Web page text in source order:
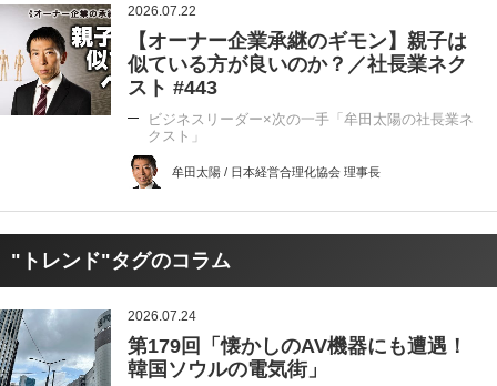
2026.07.22
【オーナー企業承継のギモン】親子は
似ている方が良いのか？／社長業ネク
スト #443
ビジネスリーダー×次の一手「牟田太陽の社長業ネ
クスト」
牟田太陽 / 日本経営合理化協会 理事長
"トレンド"タグのコラム
2026.07.24
第179回「懐かしのAV機器にも遭遇！
韓国ソウルの電気街」